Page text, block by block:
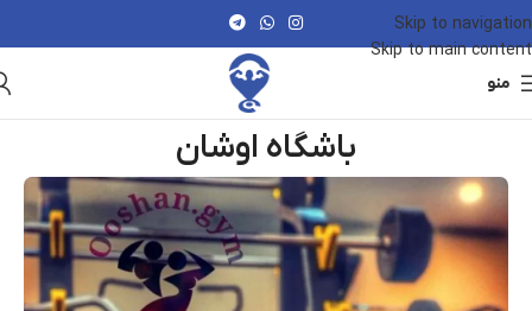
Skip to navigation
Skip to main content
منو
باشگاه اوشان